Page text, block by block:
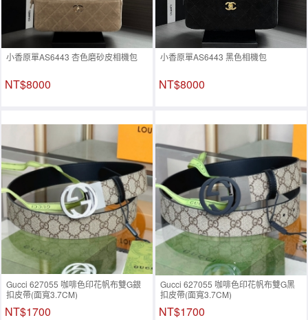
小香原單AS6443 杏色磨砂皮相機包
NT$8000
小香原單AS6443 黑色相機包
NT$8000
Gucci 627055 咖啡色印花帆布雙G銀
扣皮帶(面寬3.7CM)
NT$1700
Gucci 627055 咖啡色印花帆布雙G黑
扣皮帶(面寬3.7CM)
NT$1700